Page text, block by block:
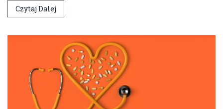
Czytaj Dalej